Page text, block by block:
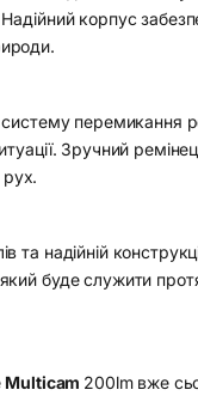
корпус
перемикання
Зручний
та надійній
буде служити
Multicam 200lm вже